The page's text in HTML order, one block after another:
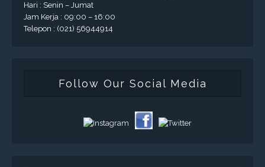
Hari : Senin – Jumat
Jam Kerja : 09:00 – 16:00
Telepon : (021) 56944914
Follow Our Social Media